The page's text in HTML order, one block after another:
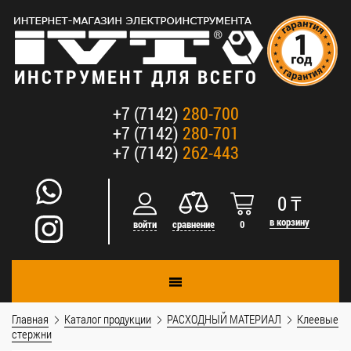
ИНСТРУМЕНТ ДЛЯ ВСЕГО
+7 (7142) 280-700
+7 (7142) 280-701
+7 (7142) 262-443
войти сравнение 0
0₸
в корзину
Главная Каталог продукции РАСХОДНЫЙ МАТЕРИАЛ
Клеевые
стержни